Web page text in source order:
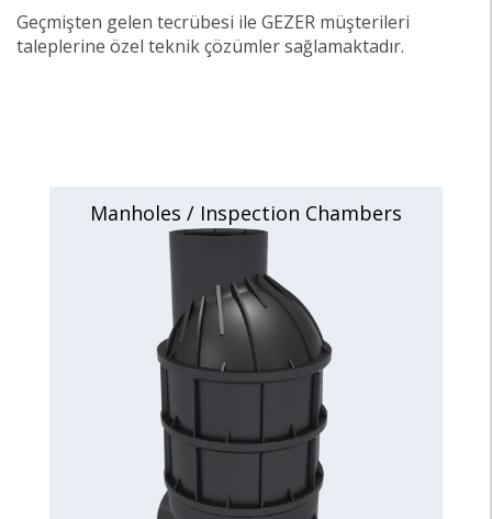
Geçmişten gelen tecrübesi ile GEZER müşterileri
taleplerine özel teknik çözümler sağlamaktadır.
Manholes / Inspection Chambers